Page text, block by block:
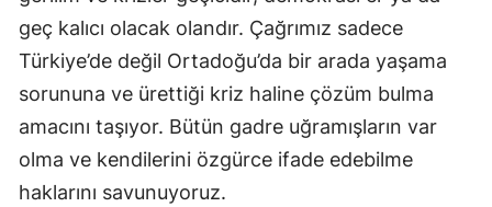
geç kalıcı olacak olandır. Çağrımız sadece
Türkiye’de değil Ortadoğu’da bir arada yaşama
sorununa ve ürettiği kriz haline çözüm bulma
amacını taşıyor. Bütün gadre uğramışların var
olma ve kendilerini özgürce ifade edebilme
haklarını savunuyoruz.